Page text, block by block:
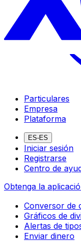
Particulares
Empresa
Plataforma
ES-ES
Iniciar sesión
Registrarse
Centro de
Obtenga la
Conversor de
Gráficos de
Alertas de
Enviar dinero